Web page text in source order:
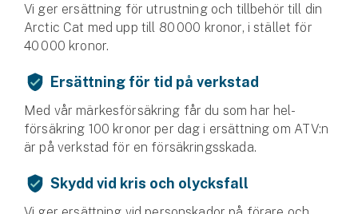
Vi ger ersättning för utrustning och tillbehör till din
Arctic Cat med upp till 80 000 kronor, i stället för
40 000 kronor.
Ersättning för tid på verkstad
Med vår märkesförsäkring får du som har hel­
försäkring 100 kronor per dag i ersättning om ATV:n
är på verkstad för en försäkrings­skada.
Skydd vid kris och olycksfall